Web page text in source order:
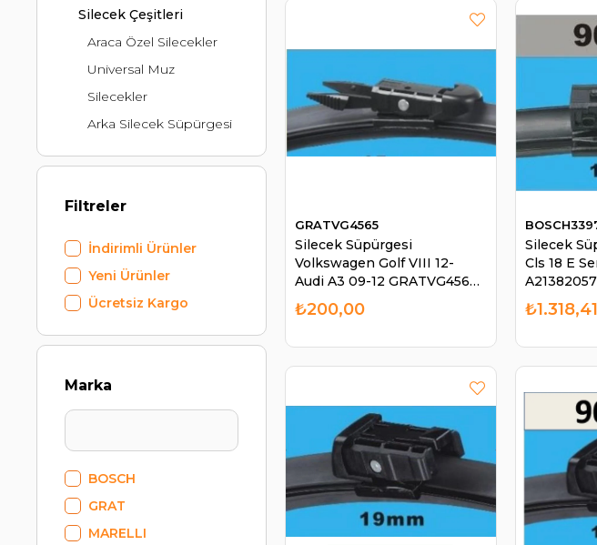
Silecek Çeşitleri
Araca Özel Silecekler
Universal Muz
Silecekler
Arka Silecek Süpürgesi
Filtreler
İndirimli Ürünler
Yeni Ürünler
Ücretsiz Kargo
Marka
BOSCH
GRAT
MARELLI
Silecek Süpürgesi
Volkswagen Golf VIII 12-
Audi A3 09-12 GRATVG4565
650mm 450mm | GRAT
VG4565
GRATVG4565
₺200,00
Silecek
Cls 18 E
3397014242
₺1.318,41